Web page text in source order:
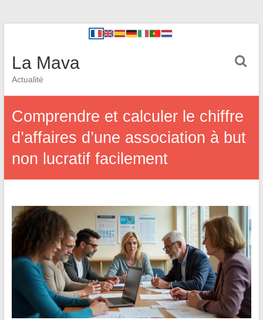
La Mava
Actualité
Comprendre et calculer le chiffre
d’affaires d’une association à but
non lucratif facilement